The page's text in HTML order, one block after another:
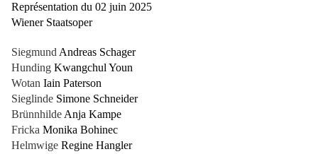
Représentation du 02 juin 2025
Wiener Staatsoper
Siegmund Andreas Schager
Hunding Kwangchul Youn
Wotan Iain Paterson
Sieglinde Simone Schneider
Brünnhilde Anja Kampe
Fricka Monika Bohinec
Helmwige Regine Hangler